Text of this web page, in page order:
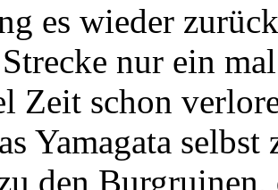
es wieder
nur ein
Zeit schon
Yamagata
den